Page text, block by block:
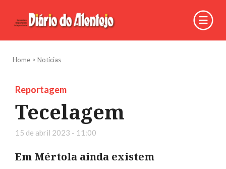
Home > Notícias
Reportagem
Tecelagem
15 de abril 2023 - 11:00
Em Mértola ainda existem